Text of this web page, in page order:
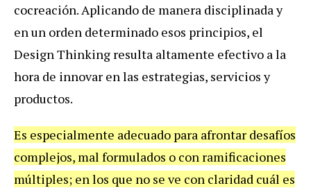
cocreación. Aplicando de manera disciplinada y
en un orden determinado esos principios, el
Design Thinking resulta altamente efectivo a la
hora de innovar en las estrategias, servicios y
productos.
Es especialmente adecuado para afrontar desafíos
complejos, mal formulados o con ramificaciones
múltiples; en los que no se ve con claridad cuál es